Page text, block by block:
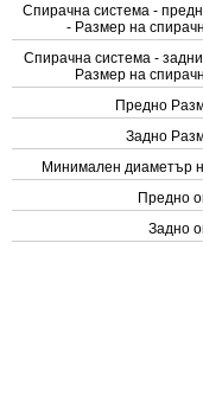
Спирачна система -
- Размер на
Спирачна система -
Размер на
Предно
Задно
Минимален диаметър
Предно
Задно